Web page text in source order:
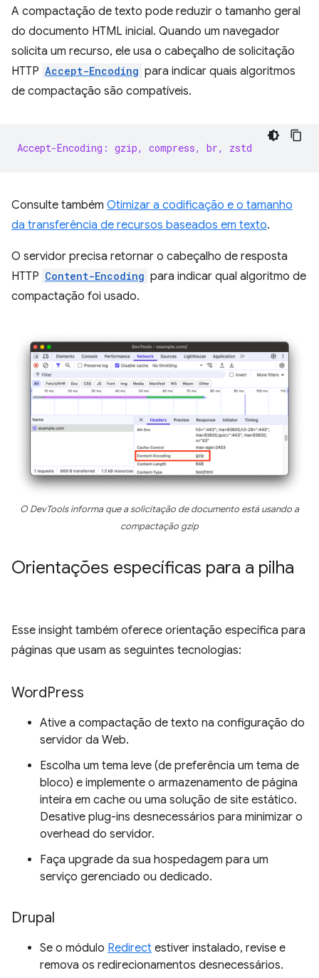
A compactação de texto pode reduzir o tamanho geral
do documento HTML inicial. Quando um navegador
solicita um recurso, ele usa o cabeçalho de solicitação
HTTP Accept-Encoding para indicar quais algoritmos
de compactação são compatíveis.
Accept-Encoding: gzip, compress, br, zstd
Consulte também Otimizar a codificação e o tamanho
da transferência de recursos baseados em texto.
O servidor precisa retornar o cabeçalho de resposta
HTTP Content-Encoding para indicar qual algoritmo de
compactação foi usado.
O DevTools informa que a solicitação de documento está usando a
compactação gzip
Orientações específicas para a pilha
Esse insight também oferece orientação específica para
páginas que usam as seguintes tecnologias:
WordPress
Ative a compactação de texto na configuração do
servidor da Web.
Escolha um tema leve (de preferência um tema de
bloco) e implemente o armazenamento de página
inteira em cache ou uma solução de site estático.
Desative plug-ins desnecessários para minimizar o
overhead do servidor.
Faça upgrade da sua hospedagem para um
serviço gerenciado ou dedicado.
Drupal
Se o módulo Redirect estiver instalado, revise e
remova os redirecionamentos desnecessários.